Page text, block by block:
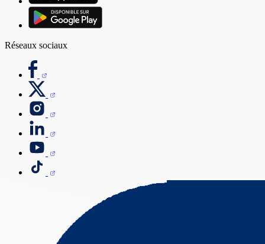
Réseaux sociaux